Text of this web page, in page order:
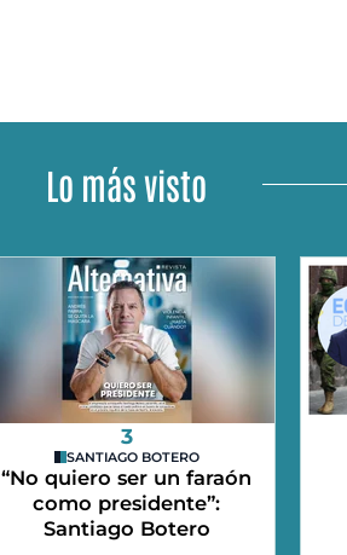
Lo más visto
3
SANTIAGO BOTERO
“No quiero ser un faraón
como presidente”:
Santiago Botero